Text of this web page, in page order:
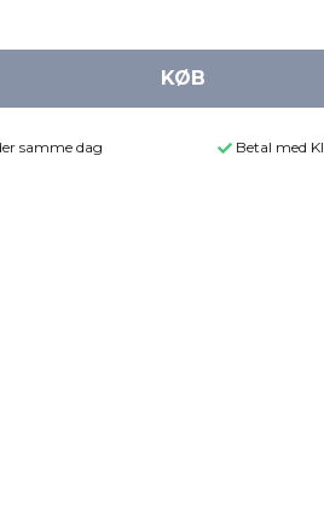
KØB
samme dag Betal med